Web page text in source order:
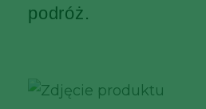
podróż.